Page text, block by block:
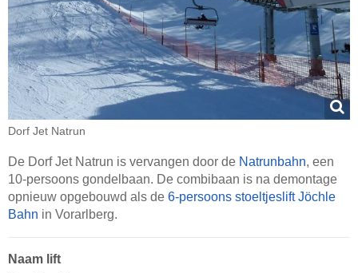
Dorf Jet Natrun
De Dorf Jet Natrun is vervangen door de Natrunbahn, een
10-persoons gondelbaan. De combibaan is na demontage
opnieuw opgebouwd als de 6-persoons stoeltjeslift Jöchle
Bahn in Vorarlberg.
Naam lift